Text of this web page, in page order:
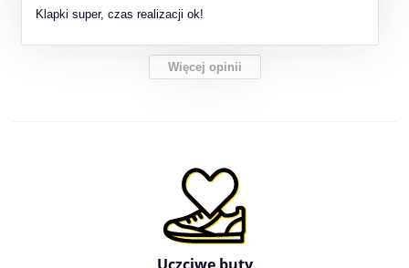
Klapki super, czas realizacji ok!
Więcej opinii